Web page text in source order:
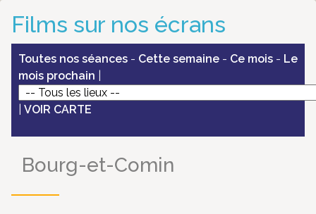
Films sur nos écrans
Toutes nos séances - Cette semaine - Ce mois - Le
mois prochain
VOIR CARTE
Bourg-et-Comin